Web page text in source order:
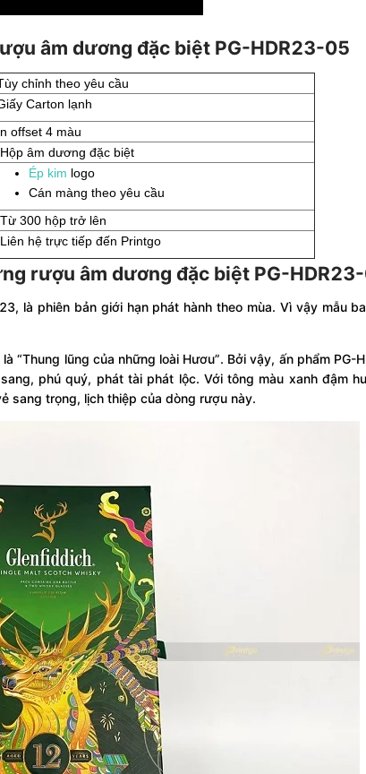
âm dương đặc biệt PG-HDR23-05
chỉnh theo yêu cầu
Carton lạnh
offset 4 màu
Hộp âm dương đặc biệt
Ép kim logo
Cán màng theo yêu cầu
Từ 300 hộp trở lên
Liên hệ trực tiếp đến Printgo
rượu âm dương đặc biệt PG-
là phiên bản giới hạn phát hành theo mùa. Vì vậy mẫu
“Thung lũng của những loài Hươu”. Bởi vậy, ấn phẩm PG-
phú quý, phát tài phát lộc. Với tông màu xanh đậm
sang trọng, lịch thiệp của dòng rượu này.